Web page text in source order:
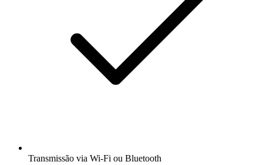
Transmissão via Wi-Fi ou Bluetooth